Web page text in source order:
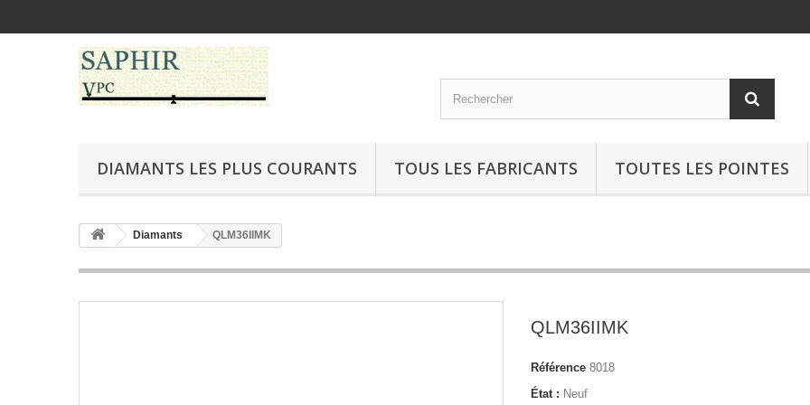
DIAMANTS LES PLUS COURANTS TOUS LES FABRICANTS TOUTES LES POINTES
Diamants QLM36IIMK
QLM36IIMK
Référence 8018
État : Neuf